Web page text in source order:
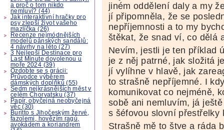
a proč o tom nikdo
nemluví? (44)
Jak interaktivní hračky pro
psy zlepší život vašeho
mazlíčka (26)
Recenze nejmódnějších
modelů pánských sandálů:
4 návrhy na léto (27)
3 Nejlepší Destinace pro
Last Minute dovolenou u
moře 2024 (39)
Ozdobte se s grácii:
Průvodce výběrem
dámských doplňků (55)
Sedm nejkrásnějších měst v
celém Chorvatsku (37)
Papír, obyčejná neobyčejná
věc (30)
Buritto s Jihočeským žervé,
fazolemi, hovězím ragú,
avokádem a koriandrem
jiném oddělení daly a my
jí připomněla, že se
nepříjemnosti a to my
štěkat, že snad ví, co dělá
Nevím, jestli je ten příklad
je z něj patrné, jak složitá
jí vylíhne v hlavě, jak
to strašně nepříjemné. I
komunikovat co nejméně,
sobě ani nemluvím, já
s šéfovou slovní přestřelky
Strašně mě to štve a ráda